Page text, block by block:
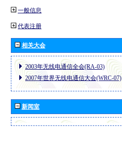
一般信息
代表注册
相关大会
2003年无线电通信全会(RA-03)
2007年世界无线电通信大会(WRC-07)
新闻室